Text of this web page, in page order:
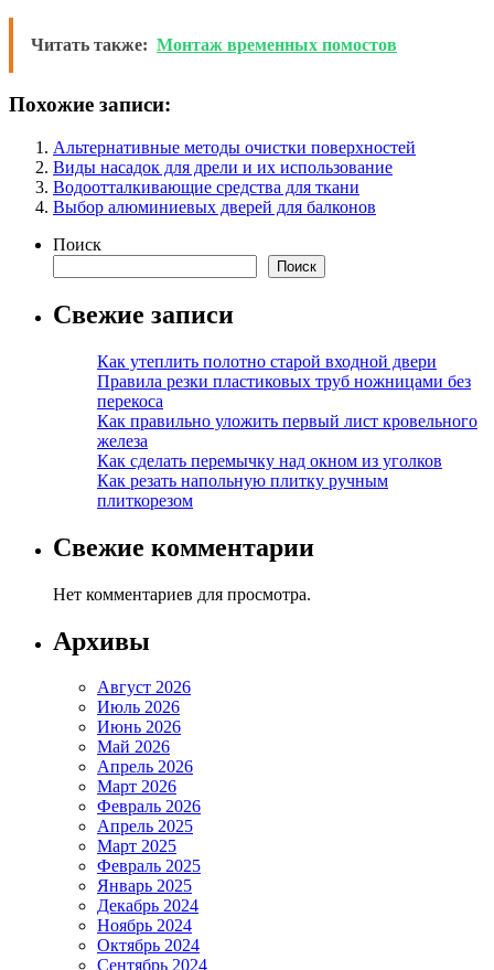
Читать также: Монтаж временных помостов
Похожие записи:
Альтернативные методы очистки поверхностей
Виды насадок для дрели и их использование
Водоотталкивающие средства для ткани
Выбор алюминиевых дверей для балконов
Поиск
Поиск
Свежие записи
Как утеплить полотно старой входной двери
Правила резки пластиковых труб ножницами без
перекоса
Как правильно уложить первый лист кровельного
железа
Как сделать перемычку над окном из уголков
Как резать напольную плитку ручным
плиткорезом
Свежие комментарии
Нет комментариев для просмотра.
Архивы
Август 2026
Июль 2026
Июнь 2026
Май 2026
Апрель 2026
Март 2026
Февраль 2026
Апрель 2025
Март 2025
Февраль 2025
Январь 2025
Декабрь 2024
Ноябрь 2024
Октябрь 2024
Сентябрь 2024